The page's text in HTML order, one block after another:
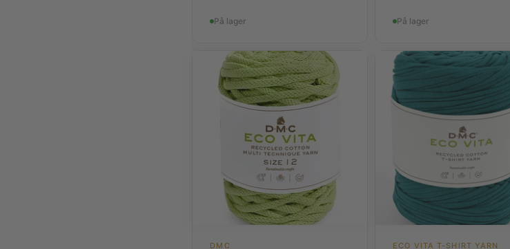
På lager På lager
DMC ECO VITA T-SHIRT YARN